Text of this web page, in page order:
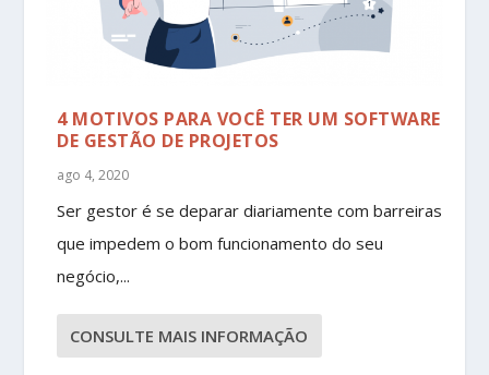
4 MOTIVOS PARA VOCÊ TER UM SOFTWARE
DE GESTÃO DE PROJETOS
ago 4, 2020
Ser gestor é se deparar diariamente com barreiras
que impedem o bom funcionamento do seu
negócio,...
CONSULTE MAIS INFORMAÇÃO